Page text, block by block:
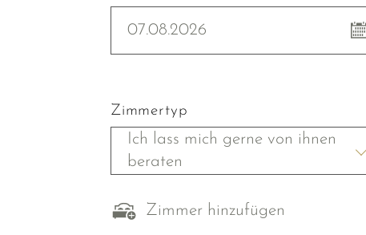
07.08.2026
Zimmertyp
Ich lass mich gerne von ihnen
beraten
Zimmer hinzufügen